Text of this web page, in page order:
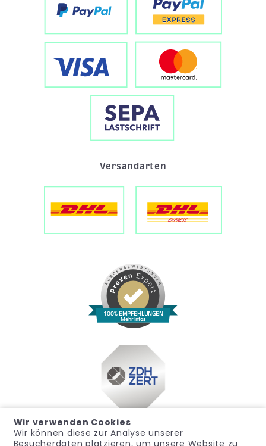
Versandarten
100% EMPFEHLUNGEN
Mehr Infos
Wir verwenden Cookies
Wir können diese zur Analyse unserer
Besucherdaten platzieren, um unsere Website zu